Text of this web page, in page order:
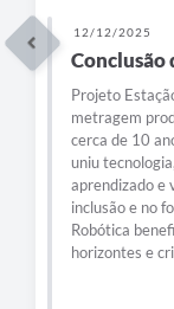
12/12/2025
Conclusão
Projeto
metragem
cerca de 10
uniu
aprendizado e
inclusão e no
Robótica
horizontes e